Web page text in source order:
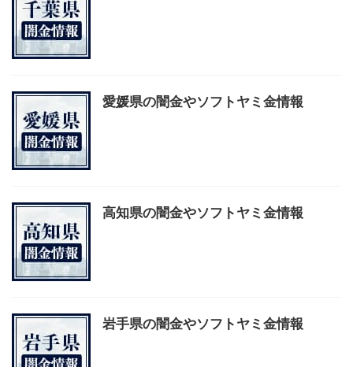
愛媛県の闇金やソフトヤミ金情報
高知県の闇金やソフトヤミ金情報
岩手県の闇金やソフトヤミ金情報